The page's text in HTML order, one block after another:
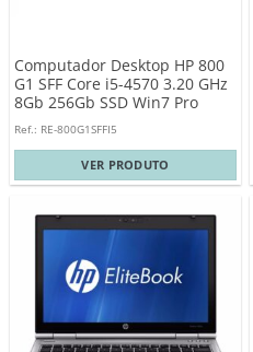
Computador Desktop HP 800
G1 SFF Core i5-4570 3.20 GHz
8Gb 256Gb SSD Win7 Pro
Ref.: RE-800G1SFFI5
VER PRODUTO